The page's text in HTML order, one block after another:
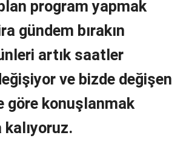
program yapmak
gündem bırakın
artık saatler
ve bizde değişen
göre konuşlanmak